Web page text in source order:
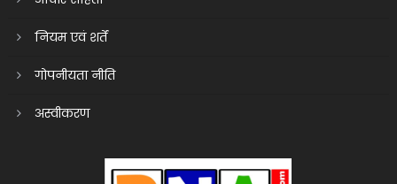
नियम एवं शर्तें
गोपनीयता नीति
अस्वीकरण